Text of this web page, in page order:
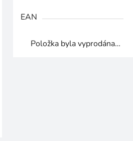
EAN
Položka byla vyprodána…